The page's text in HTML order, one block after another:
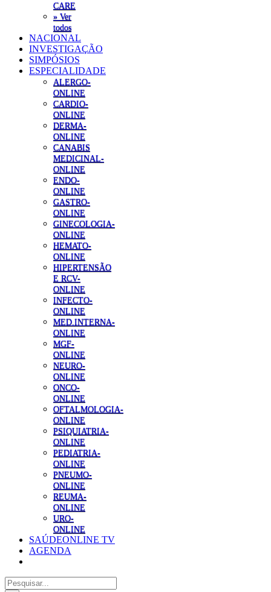
CARE
» Ver
todos
NACIONAL
INVESTIGAÇÃO
SIMPÓSIOS
ESPECIALIDADE
ALERGO-
ONLINE
CARDIO-
ONLINE
DERMA-
ONLINE
CANABIS
MEDICINAL-
ONLINE
ENDO-
ONLINE
GASTRO-
ONLINE
GINECOLOGIA-
ONLINE
HEMATO-
ONLINE
HIPERTENSÃO
E RCV-
ONLINE
INFECTO-
ONLINE
MED.INTERNA-
ONLINE
MGF-
ONLINE
NEURO-
ONLINE
ONCO-
ONLINE
OFTALMOLOGIA-
ONLINE
PSIQUIATRIA-
ONLINE
PEDIATRIA-
ONLINE
PNEUMO-
ONLINE
REUMA-
ONLINE
URO-
ONLINE
SAÚDEONLINE TV
AGENDA
Pesquisar